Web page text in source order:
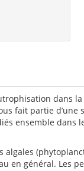
dans
fait partie
ensemble dans
en général. Les